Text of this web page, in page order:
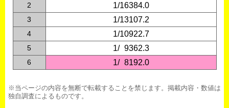
2 1/16384.0
3 1/13107.2
4 1/10922.7
5 1/0 9362.3
6 1/0 8192.0
※当ページの内容を無断で転載することを禁じます。掲載内容・数値は
独自調査によるものです。